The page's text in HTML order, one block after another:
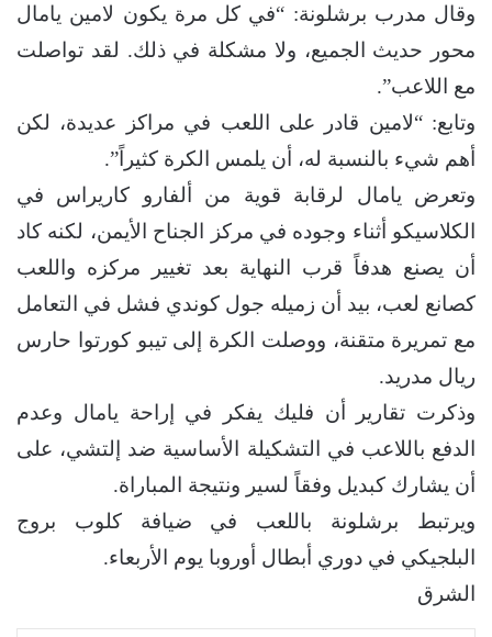
وقال مدرب برشلونة: “في كل مرة يكون لامين يامال
محور حديث الجميع، ولا مشكلة في ذلك. لقد تواصلت
مع اللاعب”.
وتابع: “لامين قادر على اللعب في مراكز عديدة، لكن
أهم شيء بالنسبة له، أن يلمس الكرة كثيراً”.
وتعرض يامال لرقابة قوية من ألفارو كاريراس في
الكلاسيكو أثناء وجوده في مركز الجناح الأيمن، لكنه كاد
أن يصنع هدفاً قرب النهاية بعد تغيير مركزه واللعب
كصانع لعب، بيد أن زميله جول كوندي فشل في التعامل
مع تمريرة متقنة، ووصلت الكرة إلى تيبو كورتوا حارس
ريال مدريد.
وذكرت تقارير أن فليك يفكر في إراحة يامال وعدم
الدفع باللاعب في التشكيلة الأساسية ضد إلتشي، على
أن يشارك كبديل وفقاً لسير ونتيجة المباراة.
ويرتبط برشلونة باللعب في ضيافة كلوب بروج
البلجيكي في دوري أبطال أوروبا يوم الأربعاء.
الشرق